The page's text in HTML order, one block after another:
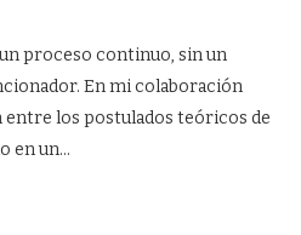
proceso continuo, sin un
En mi colaboración
los postulados teóricos de
en un…